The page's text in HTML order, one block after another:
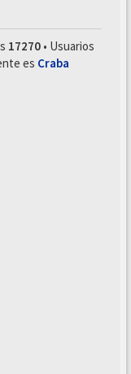
17270 • Usuarios
es Craba